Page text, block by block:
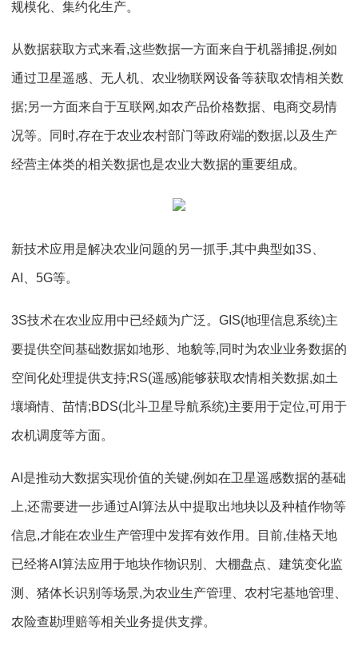
规模化、集约化生产。
从数据获取方式来看,这些数据一方面来自于机器捕捉,例如
通过卫星遥感、无人机、农业物联网设备等获取农情相关数
据;另一方面来自于互联网,如农产品价格数据、电商交易情
况等。同时,存在于农业农村部门等政府端的数据,以及生产
经营主体类的相关数据也是农业大数据的重要组成。
新技术应用是解决农业问题的另一抓手,其中典型如3S、
AI、5G等。
3S技术在农业应用中已经颇为广泛。GIS(地理信息系统)主
要提供空间基础数据如地形、地貌等,同时为农业业务数据的
空间化处理提供支持;RS(遥感)能够获取农情相关数据,如土
壤墒情、苗情;BDS(北斗卫星导航系统)主要用于定位,可用于
农机调度等方面。
AI是推动大数据实现价值的关键,例如在卫星遥感数据的基础
上,还需要进一步通过AI算法从中提取出地块以及种植作物等
信息,才能在农业生产管理中发挥有效作用。目前,佳格天地
已经将AI算法应用于地块作物识别、大棚盘点、建筑变化监
测、猪体长识别等场景,为农业生产管理、农村宅基地管理、
农险查勘理赔等相关业务提供支撑。